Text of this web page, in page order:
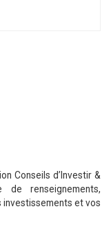
Conseils d’Investir &
renseignements,
et vos